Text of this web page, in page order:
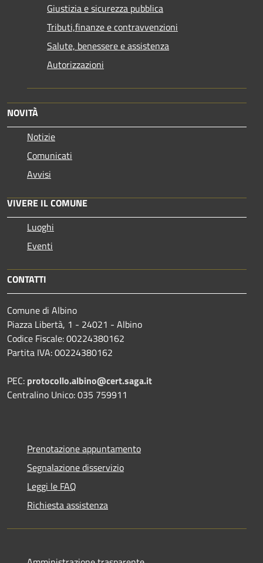
Giustizia e sicurezza pubblica
Tributi,finanze e contravvenzioni
Salute, benessere e assistenza
Autorizzazioni
NOVITÀ
Notizie
Comunicati
Avvisi
VIVERE IL COMUNE
Luoghi
Eventi
CONTATTI
Comune di Albino
Piazza Libertà, 1 - 24021 - Albino
Codice Fiscale: 00224380162
Partita IVA: 00224380162
PEC: protocollo.albino@cert.saga.it
Centralino Unico: 035 759911
Prenotazione appuntamento
Segnalazione disservizio
Leggi le FAQ
Richiesta assistenza